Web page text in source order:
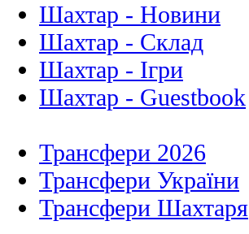
Шахтар - Новини
Шахтар - Склад
Шахтар - Ігри
Шахтар - Guestbook
Трансфери 2026
Трансфери України
Трансфери Шахтаря